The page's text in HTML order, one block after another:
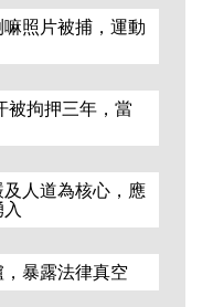
照片被捕，運動
被拘押三年，當
人道為核心，應
暴露法律真空